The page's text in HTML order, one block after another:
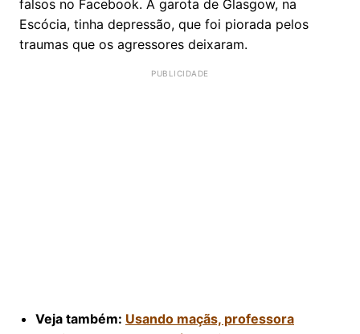
falsos no Facebook. A garota de Glasgow, na
Escócia, tinha depressão, que foi piorada pelos
traumas que os agressores deixaram.
Veja também: Usando maçãs, professora